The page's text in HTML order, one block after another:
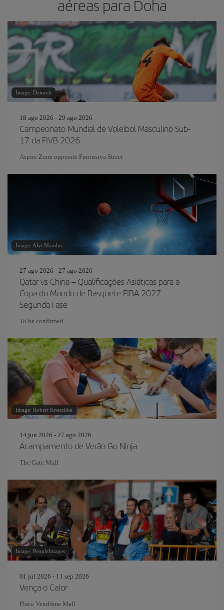
aéreas para Doha
Image: Dziurek
18 ago 2026 - 29 ago 2026
Campeonato Mundial de Voleibol Masculino Sub-
17 da FIVB 2026
Aspire Zone opposite Furousiya Street
Image: Alyt Mambo
27 ago 2026 - 27 ago 2026
Qatar vs China – Qualificações Asiáticas para a
Copa do Mundo de Basquete FIBA 2027 –
Segunda Fase
To be confirmed
Image: Robert Kneschke
14 jun 2026 - 27 ago 2026
Acampamento de Verão Go Ninja
The Gate Mall
Image: PeopleImages
01 jul 2026 - 11 sep 2026
Vença o Calor
Place Vendôme Mall